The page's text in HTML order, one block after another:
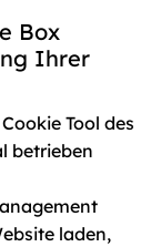
Box
Ihrer
Tool des
betrieben
laden,